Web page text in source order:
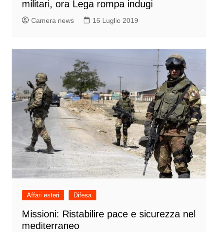
militari, ora Lega rompa indugi
Camera news 16 Luglio 2019
Affari esteri Difesa
Missioni: Ristabilire pace e sicurezza nel
mediterraneo